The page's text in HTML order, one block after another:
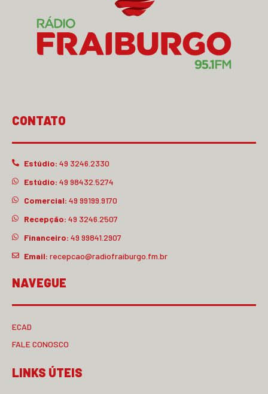
CONTATO
Estúdio: 49 3246.2330
Estúdio: 49 98432.5274
Comercial: 49 99199.9170
Recepção: 49 3246.2507
Financeiro: 49 99841.2907
Email: recepcao@radiofraiburgo.fm.br
NAVEGUE
ECAD
FALE CONOSCO
LINKS ÚTEIS